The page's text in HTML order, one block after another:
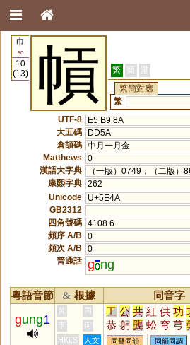
巾
50
10
(13)
幊 繁 簡 港
繁簡對應
繁
UTF-8
E5 B9 8A
大五碼
DD5A
倉頡碼 中月一月金
Matthews
0
漢語大字典
（一版）0749；（二版）
康熙字典 262
Unicode
U+5E4A
GB2312
四角號碼 4108.6
頻序 A/B
0
頻次 A/B
0
普通話 g ng
粵語音節 & 根據 同音字
gung1
黃 周 工 公 共 紅 供 功
恭 躬 龔 蚣 穹 芎
匑 釭 魟 塨
李
何
HKLS
人文 同聲同韻 同韻同調